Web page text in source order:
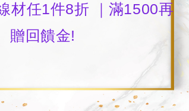
材任1件8折 ｜滿1500再
贈回饋金!